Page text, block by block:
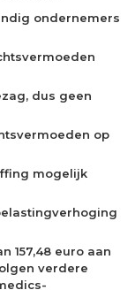
ondernemers
dus geen
op
mogelijk
157,48 euro aan
verdere